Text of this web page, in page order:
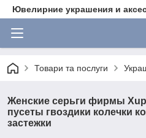
Ювелирние украшения и
Товари та послуги
Женские серьги фирмы
пусеты гвоздики колечки
застежки